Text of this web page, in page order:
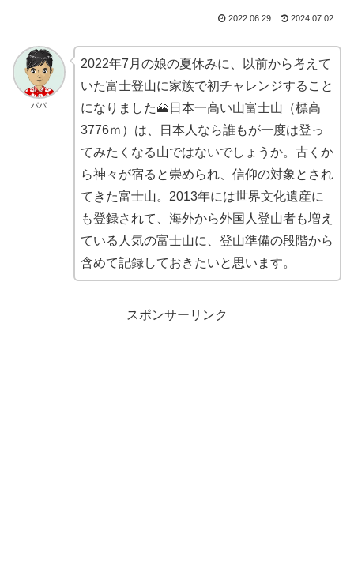
2022.06.29 2024.07.02
パパ
2022年7月の娘の夏休みに、以前から考えて
いた富士登山に家族で初チャレンジすること
になりました🗻日本一高い山富士山（標高
3776ｍ）は、日本人なら誰もが一度は登っ
てみたくなる山ではないでしょうか。古くか
ら神々が宿ると崇められ、信仰の対象とされ
てきた富士山。2013年には世界文化遺産に
も登録されて、海外から外国人登山者も増え
ている人気の富士山に、登山準備の段階から
含めて記録しておきたいと思います。
スポンサーリンク